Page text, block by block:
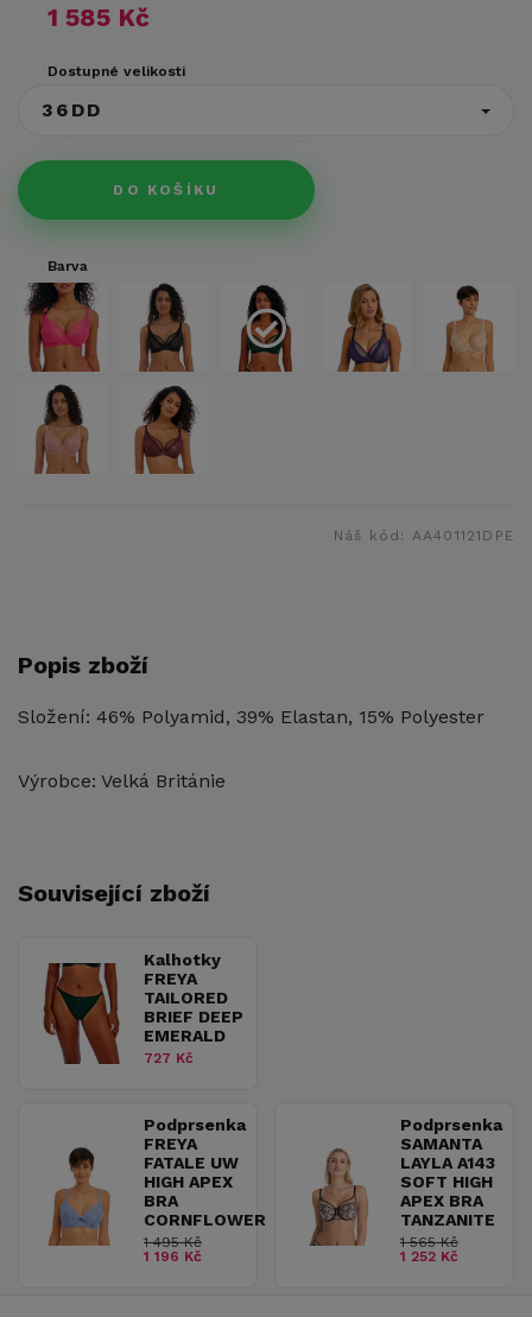
1 585 Kč
Dostupné velikosti
36DD
DO KOŠÍKU
Barva
Náš kód: AA401121DPE
Popis zboží
Složení: 46% Polyamid, 39% Elastan, 15% Polyester
Výrobce: Velká Británie
Související zboží
Kalhotky
FREYA
TAILORED
BRIEF DEEP
EMERALD
727 Kč
Podprsenka
FREYA
FATALE UW
HIGH APEX
BRA
CORNFLOWER
1 495 Kč
1 196 Kč
Podprsenka
SAMANTA
LAYLA A143
SOFT HIGH
APEX BRA
TANZANITE
1 565 Kč
1 252 Kč